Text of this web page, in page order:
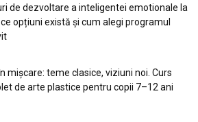
de dezvoltare a inteligentei emotionale la
opțiuni există și cum alegi programul
mișcare: teme clasice, viziuni noi. Curs
de arte plastice pentru copii 7–12 ani